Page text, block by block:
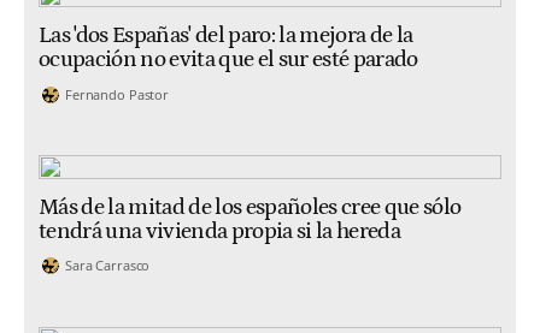
Las 'dos Españas' del paro: la mejora de la
ocupación no evita que el sur esté parado
Fernando Pastor
Más de la mitad de los españoles cree que sólo
tendrá una vivienda propia si la hereda
Sara Carrasco